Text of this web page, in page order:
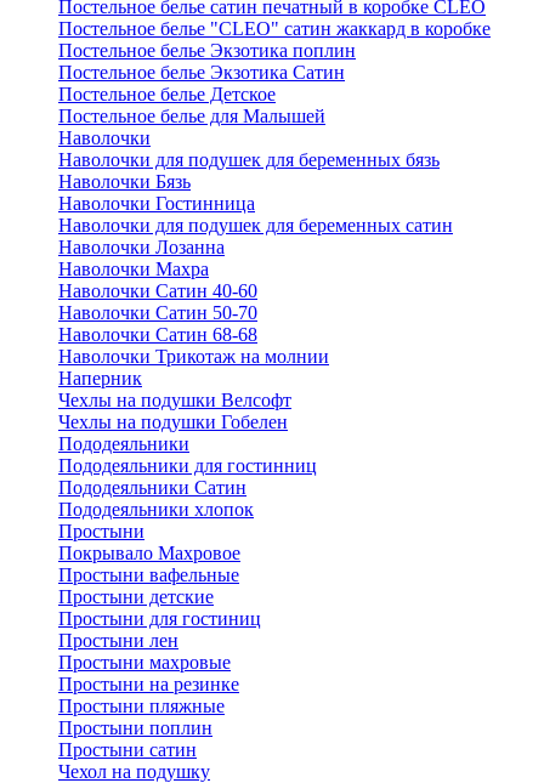
Постельное белье сатин печатный в коробке CLEO
Постельное белье "CLEO" сатин жаккард в коробке
Постельное белье Экзотика поплин
Постельное белье Экзотика Сатин
Постельное белье Детское
Постельное белье для Малышей
Наволочки
Наволочки для подушек для беременных бязь
Наволочки Бязь
Наволочки Гостинница
Наволочки для подушек для беременных сатин
Наволочки Лозанна
Наволочки Махра
Наволочки Сатин 40-60
Наволочки Сатин 50-70
Наволочки Сатин 68-68
Наволочки Трикотаж на молнии
Наперник
Чехлы на подушки Велсофт
Чехлы на подушки Гобелен
Пододеяльники
Пододеяльники для гостинниц
Пододеяльники Сатин
Пододеяльники хлопок
Простыни
Покрывало Махровое
Простыни вафельные
Простыни детские
Простыни для гостиниц
Простыни лен
Простыни махровые
Простыни на резинке
Простыни пляжные
Простыни поплин
Простыни сатин
Чехол на подушку